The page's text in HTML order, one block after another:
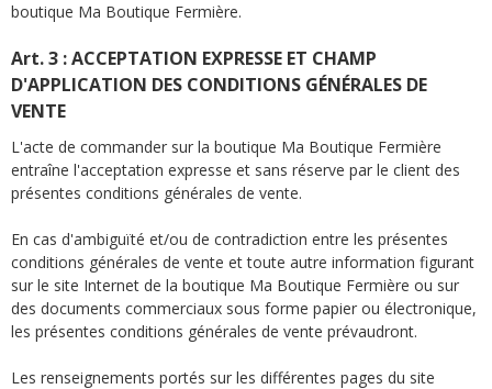
boutique Ma Boutique Fermière.
Art. 3 : ACCEPTATION EXPRESSE ET CHAMP
D'APPLICATION DES CONDITIONS GÉNÉRALES DE
VENTE
L'acte de commander sur la boutique Ma Boutique Fermière
entraîne l'acceptation expresse et sans réserve par le client des
présentes conditions générales de vente.
En cas d'ambiguïté et/ou de contradiction entre les présentes
conditions générales de vente et toute autre information figurant
sur le site Internet de la boutique Ma Boutique Fermière ou sur
des documents commerciaux sous forme papier ou électronique,
les présentes conditions générales de vente prévaudront.
Les renseignements portés sur les différentes pages du site